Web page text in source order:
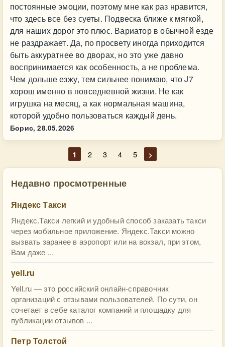
постоянные эмоции, поэтому мне как раз нравится,
что здесь все без суеты. Подвеска ближе к мягкой,
для наших дорог это плюс. Вариатор в обычной езде
не раздражает. Да, по просвету иногда приходится
быть аккуратнее во дворах, но это уже давно
воспринимается как особенность, а не проблема.
Чем дольше езжу, тем сильнее понимаю, что J7
хорош именно в повседневной жизни. Не как
игрушка на месяц, а как нормальная машина,
которой удобно пользоваться каждый день.
Борис, 28.05.2026
1 2 3 4 5 >
Недавно просмотренные
Яндекс Такси
Яндекс.Такси легкий и удобный способ заказать такси
через мобильное приложение. Яндекс.Такси можно
вызвать заранее в аэропорт или на вокзал, при этом,
Вам даже ...
yell.ru
Yell.ru — это российский онлайн-справочник
организаций с отзывами пользователей. По сути, он
сочетает в себе каталог компаний и площадку для
публикации отзывов ...
Петр Толстой